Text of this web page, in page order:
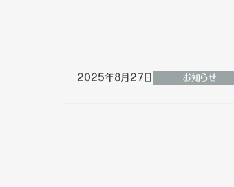
お知らせ
2025年8月27日